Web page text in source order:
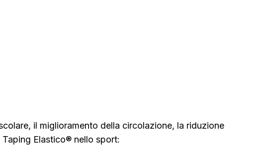
il miglioramento della circolazione, la riduzione
Elastico® nello sport: